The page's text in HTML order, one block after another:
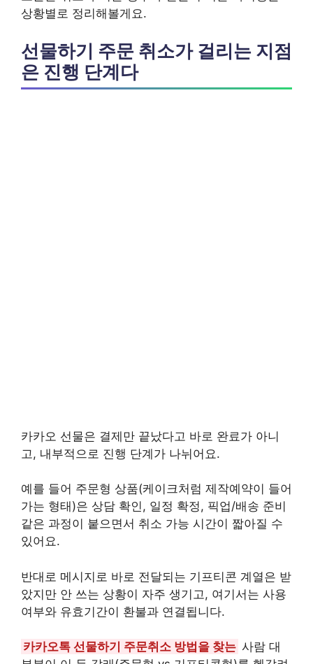
상황별로 정리해볼게요.
선물하기 주문 취소가 걸리는 지점
은 진행 단계다
카카오 선물은 결제만 끝났다고 바로 완료가 아니
고, 내부적으로 진행 단계가 나뉘어요.
예를 들어 주문형 상품(케이크처럼 제작예약이 들어
가는 형태)은 상담 확인, 일정 확정, 픽업/배송 준비
같은 과정이 붙으면서 취소 가능 시간이 짧아질 수
있어요.
반대로 메시지로 바로 전달되는 기프티콘 계열은 받
았지만 안 쓰는 상황이 자주 생기고, 여기서는 사용
여부와 유효기간이 환불과 연결됩니다.
카카오톡 선물하기 주문취소 방법을 찾는 사람 대